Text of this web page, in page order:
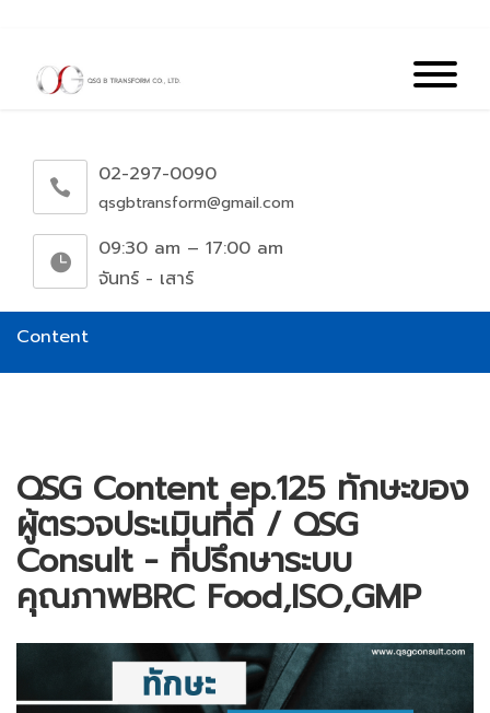
02-297-0090
qsgbtransform@gmail.com
09:30 am – 17:00 am
จันทร์ - เสาร์
Content
QSG Content ep.125 ทักษะของ
ผู้ตรวจประเมินที่ดี / QSG
Consult - ที่ปรึกษาระบบ
คุณภาพBRC Food,ISO,GMP